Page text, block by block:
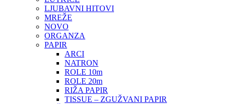
LJUBAVNI HITOVI
MREŽE
NOVO
ORGANZA
PAPIR
ARCI
NATRON
ROLE 10m
ROLE 20m
RIŽA PAPIR
TISSUE – ZGUŽVANI PAPIR